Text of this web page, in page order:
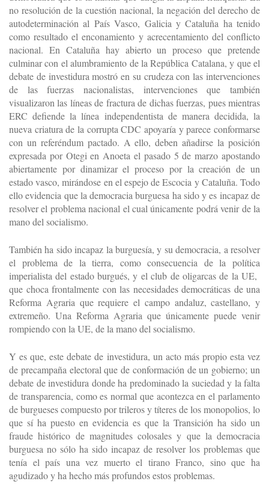
no resolución de la cuestión nacional, la negación del derecho de
autodeterminación al País Vasco, Galicia y Cataluña ha tenido
como resultado el enconamiento y acrecentamiento del conflicto
nacional. En Cataluña hay abierto un proceso que pretende
culminar con el alumbramiento de la República Catalana, y que el
debate de investidura mostró en su crudeza con las intervenciones
de las fuerzas nacionalistas, intervenciones que también
visualizaron las líneas de fractura de dichas fuerzas, pues mientras
ERC defiende la línea independentista de manera decidida, la
nueva criatura de la corrupta CDC apoyaría y parece conformarse
con un referéndum pactado. A ello, deben añadirse la posición
expresada por Otegi en Anoeta el pasado 5 de marzo apostando
abiertamente por dinamizar el proceso por la creación de un
estado vasco, mirándose en el espejo de Escocia y Cataluña. Todo
ello evidencia que la democracia burguesa ha sido y es incapaz de
resolver el problema nacional el cual únicamente podrá venir de la
mano del socialismo.
También ha sido incapaz la burguesía, y su democracia, a resolver
el problema de la tierra, como consecuencia de la política
imperialista del estado burgués, y el club de oligarcas de la UE,
que choca frontalmente con las necesidades democráticas de una
Reforma Agraria que requiere el campo andaluz, castellano, y
extremeño. Una Reforma Agraria que únicamente puede venir
rompiendo con la UE, de la mano del socialismo.
Y es que, este debate de investidura, un acto más propio esta vez
de precampaña electoral que de conformación de un gobierno; un
debate de investidura donde ha predominado la suciedad y la falta
de transparencia, como es normal que acontezca en el parlamento
de burgueses compuesto por trileros y títeres de los monopolios, lo
que sí ha puesto en evidencia es que la Transición ha sido un
fraude histórico de magnitudes colosales y que la democracia
burguesa no sólo ha sido incapaz de resolver los problemas que
tenía el país una vez muerto el tirano Franco, sino que ha
agudizado y ha hecho más profundos estos problemas.